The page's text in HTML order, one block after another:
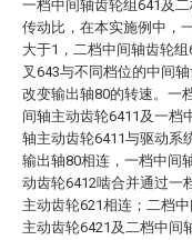
一档中间轴齿轮组641及
传动比，在本实施例中，
大于1，二档中间轴齿轮
叉643与不同档位的中间
改变输出轴80的转速。一
间轴主动齿轮6411及一档
轴主动齿轮6411与驱动系
输出轴80相连，一档中间
动齿轮6412啮合并通过一
主动齿轮621相连；二档
主动齿轮6421及二档中间